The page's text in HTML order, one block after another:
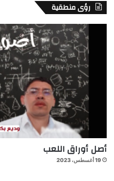
رؤى منطقية
أصل أوراق اللعب
19 أغسطس، 2023